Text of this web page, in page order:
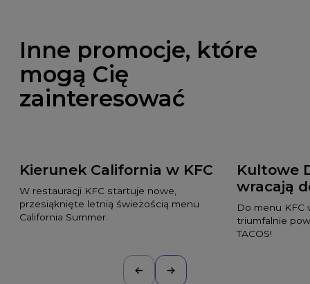
Inne promocje, które
mogą Cię
zainteresować
Kierunek California w KFC
W restauracji KFC startuje nowe,
przesiąknięte letnią świeżością menu
California Summer.
Kultowe
wracają
Do menu KFC
triumfalnie
TACOS!